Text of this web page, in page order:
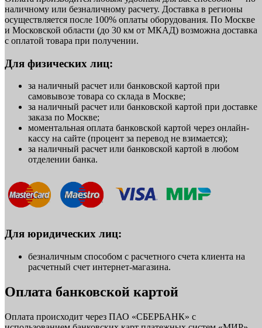
наличному или безналичному расчету. Доставка в регионы
осуществляется после 100% оплаты оборудования. По Москве
и Московской области (до 30 км от МКАД) возможна доставка
с оплатой товара при получении.
Для физических лиц:
за наличный расчет или банковской картой при
самовывозе товара со склада в Москве;
за наличный расчет или банковской картой при доставке
заказа по Москве;
моментальная оплата банковской картой через онлайн-
кассу на сайте (процент за перевод не взимается);
за наличный расчет или банковской картой в любом
отделении банка.
Для юридических лиц:
безналичным способом с расчетного счета клиента на
расчетный счет интернет-магазина.
Оплата банковской картой
Оплата происходит через ПАО «СБЕРБАНК» с